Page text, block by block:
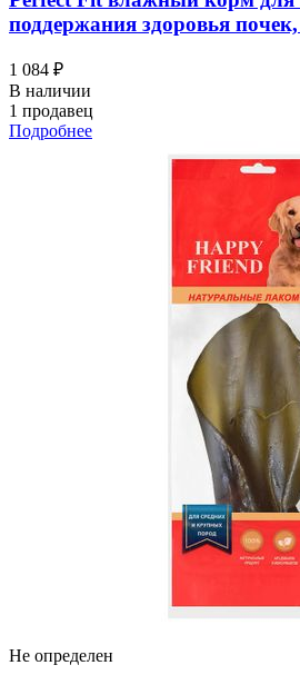
поддержания здоровья почек,
1 084 ₽
В наличии
1 продавец
Подробнее
Не определен